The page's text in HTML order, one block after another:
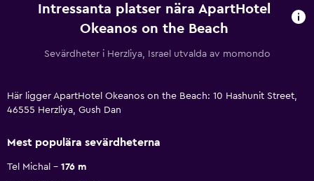
Intressanta platser nära ApartHotel
Okeanos on the Beach
Sevärdheter i Herzliya, Israel utvalda av momondo
Här ligger ApartHotel Okeanos on the Beach: 10 Hashunit Street,
46555 Herzliya, Gush Dan
Mest populära sevärdheterna
Tel Michal
176 m